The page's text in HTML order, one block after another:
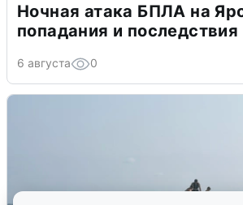
Ночная атака БПЛА на
попадания и последствия
6 августа 0